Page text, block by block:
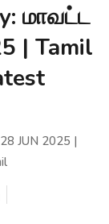
மாவட்ட
| Tamil
JUN 2025 |